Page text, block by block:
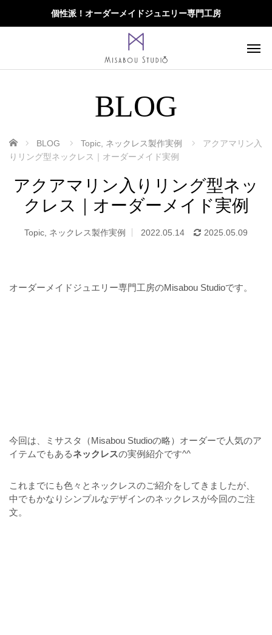
個性派！オーダーメイドジュエリー専門工房
BLOG
ホーム BLOG Topic, ネックレス製作実例
アクアマリン入
りリング型ネックレス｜オーダーメイド実例
アクアマリン入りリング型ネッ
クレス｜オーダーメイド実例
Topic, ネックレス製作実例 2022.05.14 2025.05.09
オーダーメイドジュエリー専門工房のMisabou Studioです。
今回は、ミサスタ（Misabou Studioの略）オーダーで人気のア
イテムでもあるネックレスの実例紹介です^^
これまでにも色々とネックレスのご紹介をしてきましたが、
中でもかなりシンプルなデザインのネックレスが今回のご注
文。